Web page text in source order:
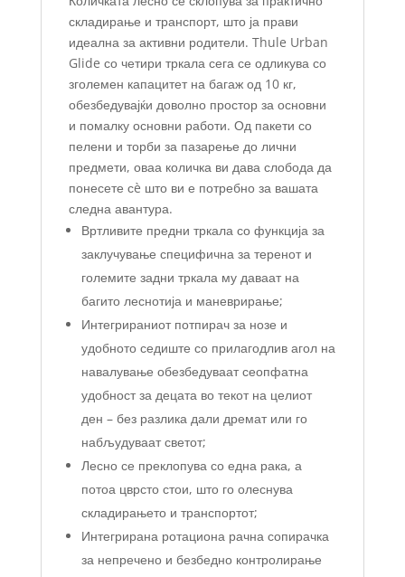
складирање и транспорт, што ја прави
идеална за активни родители. Thule Urban
Glide со четири тркала сега се одликува со
зголемен капацитет на багаж од 10 кг,
обезбедувајќи доволно простор за основни
и помалку основни работи. Од пакети со
пелени и торби за пазарење до лични
предмети, оваа количка ви дава слобода да
понесете сè што ви е потребно за вашата
следна авантура.
Вртливите предни тркала со функција за
заклучување специфична за теренот и
големите задни тркала му даваат на
багито леснотија и маневрирање;
Интегрираниот потпирач за нозе и
удобното седиште со прилагодлив агол на
навалување обезбедуваат сеопфатна
удобност за децата во текот на целиот
ден – без разлика дали дремат или го
набљудуваат светот;
Лесно се преклопува со една рака, а
потоа цврсто стои, што го олеснува
складирањето и транспортот;
Интегрирана ротациона рачна сопирачка
за непречено и безбедно контролирање